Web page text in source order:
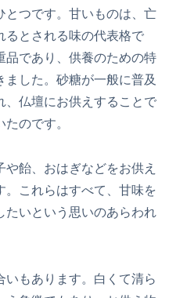
とつです。甘いものは、亡
るとされる味の代表格で
品であり、供養のための特
ました。砂糖が一般に普及
、仏壇にお供えすることで
のです。
飴、おはぎなどをお供え
。これらはすべて、甘味を
たいという思いのあらわれ
いもあります。白くて清ら